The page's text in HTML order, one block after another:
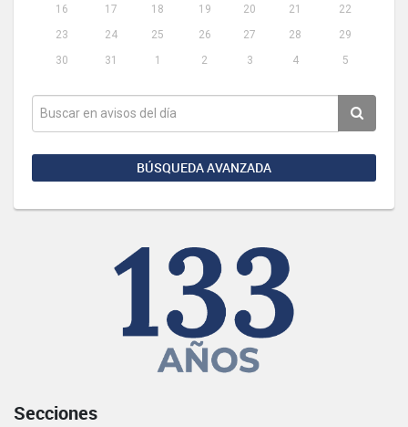
16
17 18 19 20 21
22
23
24 25 26 27 28
29
30
31 1 2 3 4 5
BÚSQUEDA AVANZADA
Secciones